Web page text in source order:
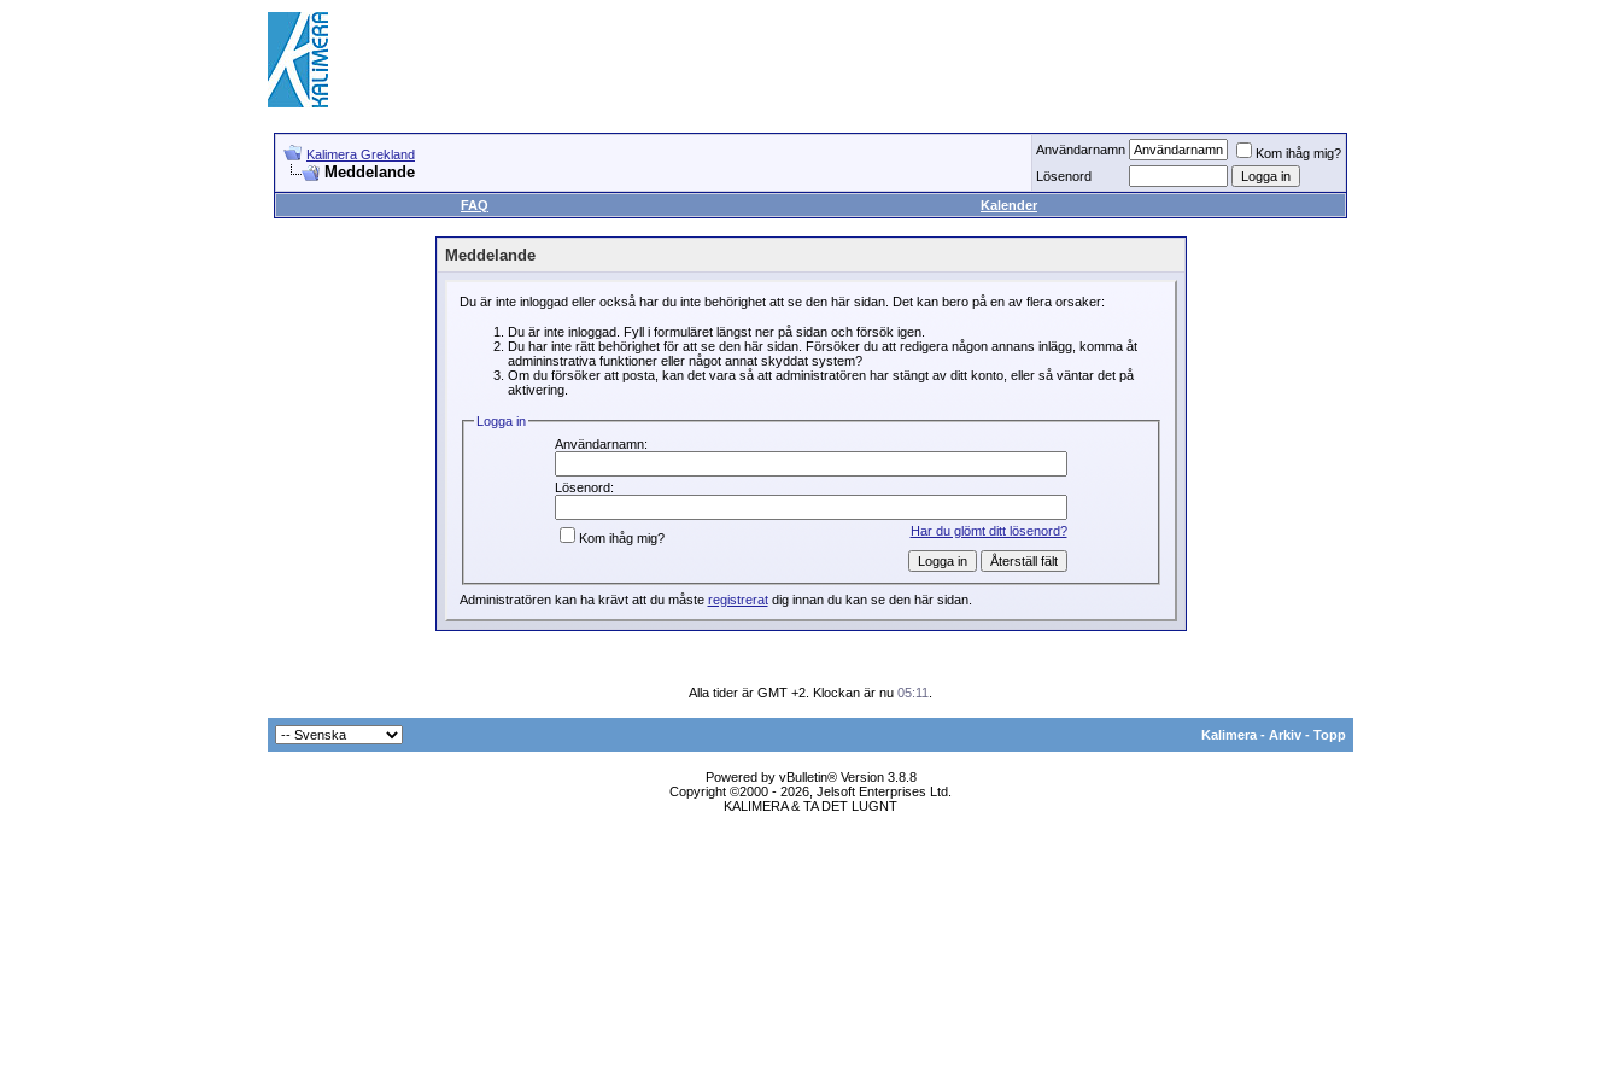
Kalimera Grekland
Meddelande
Användarnamn
Kom ihåg mig?
Lösenord
FAQ
Kalender
Meddelande
Du är inte inloggad eller också har du inte behörighet att se den här sidan. Det kan bero på en av flera orsaker:
Du är inte inloggad. Fyll i formuläret längst ner på sidan och försök igen.
Du har inte rätt behörighet för att se den här sidan. Försöker du att redigera någon annans inlägg, komma åt
admininstrativa funktioner eller något annat skyddat system?
Om du försöker att posta, kan det vara så att administratören har stängt av ditt konto, eller så väntar det på
aktivering.
Logga in
Användarnamn:
Lösenord:
Har du glömt ditt lösenord?
Kom ihåg mig?
Administratören kan ha krävt att du måste registreratdig innan du kan se den här sidan.
Alla tider är GMT +2. Klockan är nu 05:11
Kalimera - Arkiv - Topp
Powered by vBulletin® Version 3.8.8
Copyright ©2000 - 2026, Jelsoft Enterprises Ltd.
KALIMERA & TA DET LUGNT